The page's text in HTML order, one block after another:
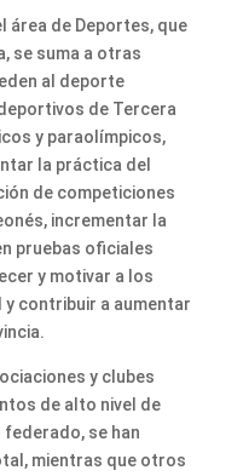
área de Deportes, que
se suma a otras
al deporte
de Tercera
y paraolímpicos,
la práctica del
de competiciones
incrementar la
pruebas oficiales
y motivar a los
contribuir a aumentar
y clubes
de alto nivel de
se han
mientras que otros